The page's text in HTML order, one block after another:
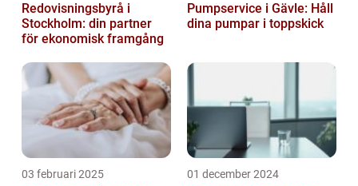
Redovisningsbyrå i
Stockholm: din partner
för ekonomisk framgång
Pumpservice i Gävle: Håll
dina pumpar i toppskick
03 februari 2025 01 december 2024